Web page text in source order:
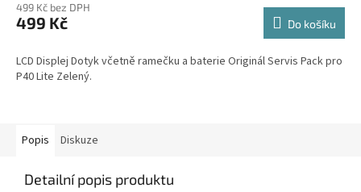
499 Kč bez DPH
499 Kč Do košíku
LCD Displej Dotyk včetně ramečku a baterie Originál Servis Pack pro
P40 Lite Zelený.
Popis Diskuze
Detailní popis produktu